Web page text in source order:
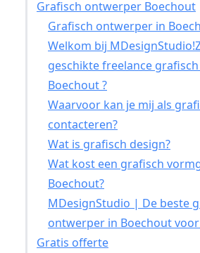
Grafisch ontwerper Boechout
Grafisch ontwerper in
Welkom bij
geschikte freelance
Boechout ?
Waarvoor kan je mij als
contacteren?
Wat is grafisch design?
Wat kost een grafisch
Boechout?
MDesignStudio | De beste
ontwerper in Boechout
Gratis offerte